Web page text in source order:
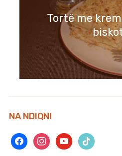
Tortë me
NA NDIQNI
facebookinstagramyoutubetiktok